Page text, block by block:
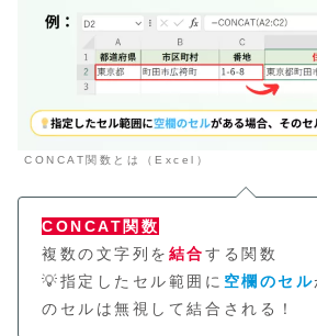
CONCAT関数とは（Excel）
CONCAT関数
複数の文字列を 結合する関数
💡指定したセル範囲に 空欄のセル
のセルは無視して結合される！